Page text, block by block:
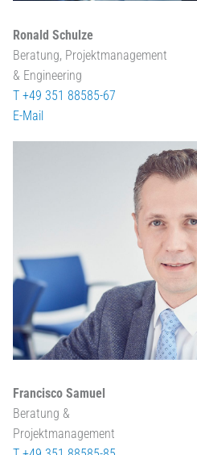
Ronald Schulze
Beratung, Projektmanagement
& Engineering
T +49 351 88585-67
E-Mail
Francisco Samuel
Beratung &
Projektmanagement